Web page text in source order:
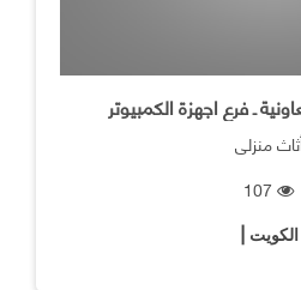
ـ فرع اجهزة الكمبيوتر
منزلي
الكويت |